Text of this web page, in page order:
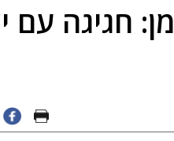
חגיגה עם